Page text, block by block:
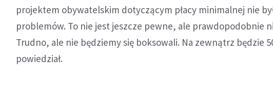
projektem obywatelskim dotyczącym płacy minimalnej nie
problemów. To nie jest jeszcze pewne, ale prawdopodobnie
Trudno, ale nie będziemy się boksowali. Na zewnątrz będzie
powiedział.